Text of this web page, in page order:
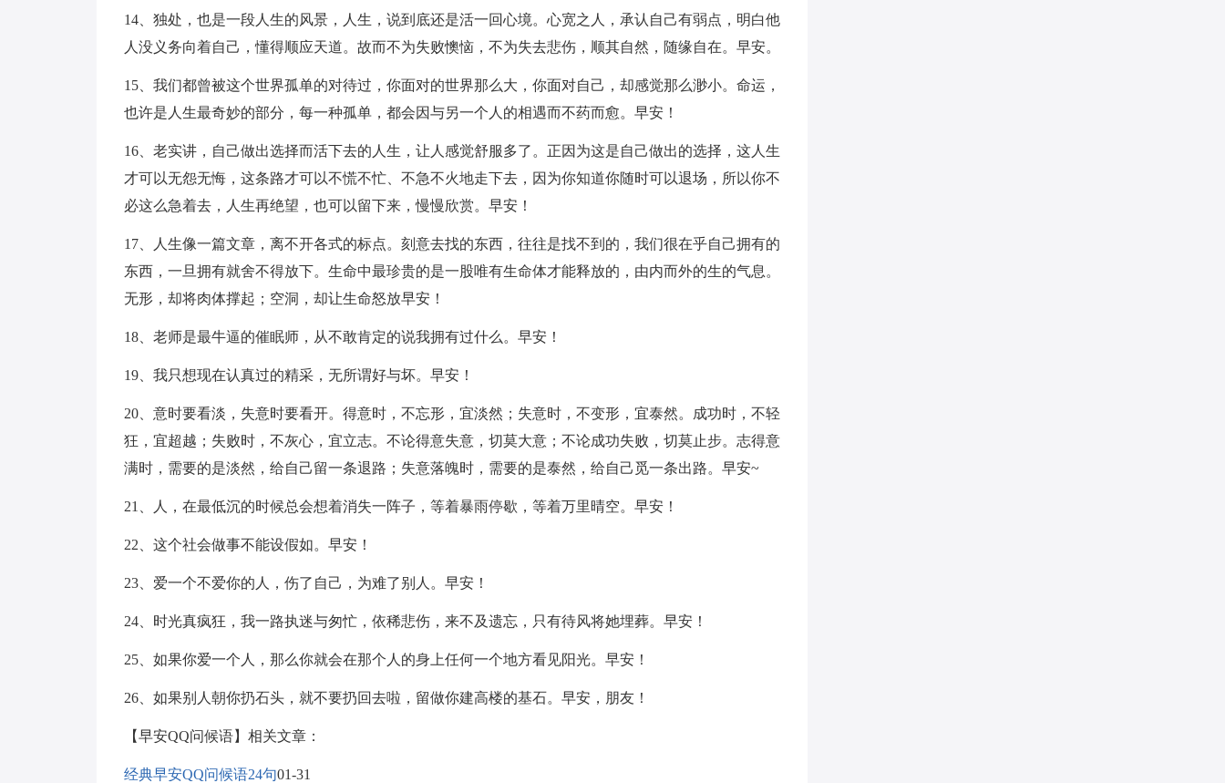
14、独处，也是一段人生的风景，人生，说到底还是活一回心境。心宽之人，承认自己有弱点，明白他
人没义务向着自己，懂得顺应天道。故而不为失败懊恼，不为失去悲伤，顺其自然，随缘自在。早安。
15、我们都曾被这个世界孤单的对待过，你面对的世界那么大，你面对自己，却感觉那么渺小。命运，
也许是人生最奇妙的部分，每一种孤单，都会因与另一个人的相遇而不药而愈。早安！
16、老实讲，自己做出选择而活下去的人生，让人感觉舒服多了。正因为这是自己做出的选择，这人生
才可以无怨无悔，这条路才可以不慌不忙、不急不火地走下去，因为你知道你随时可以退场，所以你不
必这么急着去，人生再绝望，也可以留下来，慢慢欣赏。早安！
17、人生像一篇文章，离不开各式的标点。刻意去找的东西，往往是找不到的，我们很在乎自己拥有的
东西，一旦拥有就舍不得放下。生命中最珍贵的是一股唯有生命体才能释放的，由内而外的生的气息。
无形，却将肉体撑起；空洞，却让生命怒放早安！
18、老师是最牛逼的催眠师，从不敢肯定的说我拥有过什么。早安！
19、我只想现在认真过的精采，无所谓好与坏。早安！
20、意时要看淡，失意时要看开。得意时，不忘形，宜淡然；失意时，不变形，宜泰然。成功时，不轻
狂，宜超越；失败时，不灰心，宜立志。不论得意失意，切莫大意；不论成功失败，切莫止步。志得意
满时，需要的是淡然，给自己留一条退路；失意落魄时，需要的是泰然，给自己觅一条出路。早安~
21、人，在最低沉的时候总会想着消失一阵子，等着暴雨停歇，等着万里晴空。早安！
22、这个社会做事不能设假如。早安！
23、爱一个不爱你的人，伤了自己，为难了别人。早安！
24、时光真疯狂，我一路执迷与匆忙，依稀悲伤，来不及遗忘，只有待风将她埋葬。早安！
25、如果你爱一个人，那么你就会在那个人的身上任何一个地方看见阳光。早安！
26、如果别人朝你扔石头，就不要扔回去啦，留做你建高楼的基石。早安，朋友！
【早安QQ问候语】相关文章：
经典早安QQ问候语24句01-31